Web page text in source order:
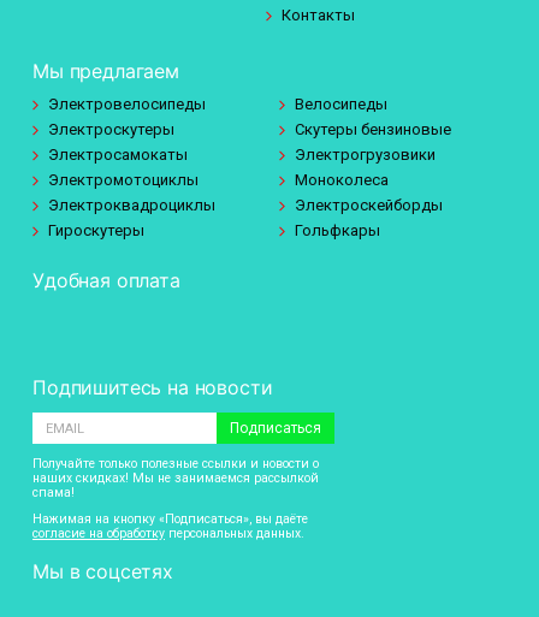
Контакты
Мы предлагаем
Электровелосипеды
Велосипеды
Электроскутеры
Скутеры бензиновые
Электросамокаты
Электрогрузовики
Электромотоциклы
Моноколеса
Электроквадроциклы
Электроскейборды
Гироскутеры
Гольфкары
Удобная оплата
Подпишитесь на новости
Подписаться
Получайте только полезные ссылки и новости о
наших скидках! Мы не занимаемся рассылкой
спама!
Нажимая на кнопку «Подписаться», вы даёте
согласие на обработку персональных данных.
Мы в соцсетях